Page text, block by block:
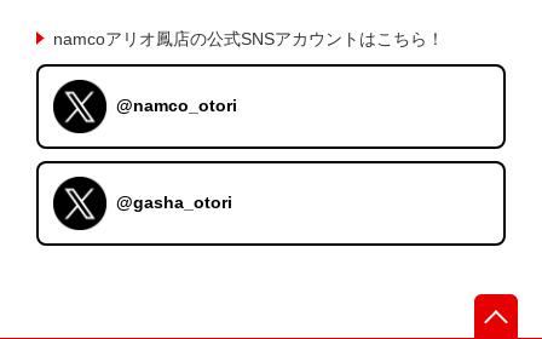
namcoアリオ鳳店の公式SNSアカウントはこちら！
@namco_otori
@gasha_otori